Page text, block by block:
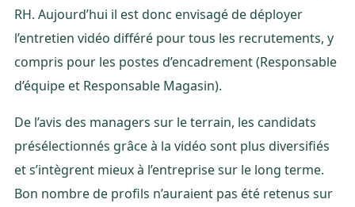
RH. Aujourd’hui il est donc envisagé de déployer
l’entretien vidéo différé pour tous les recrutements, y
compris pour les postes d’encadrement (Responsable
d’équipe et Responsable Magasin).
De l’avis des managers sur le terrain, les candidats
présélectionnés grâce à la vidéo sont plus diversifiés
et s’intègrent mieux à l’entreprise sur le long terme.
Bon nombre de profils n’auraient pas été retenus sur